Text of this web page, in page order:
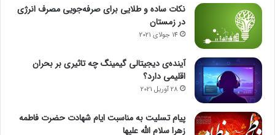
نکات ساده و طلایی برای صرفه‌جویی مصرف انرژی
در زمستان
14 جولای 2021
آینده‌ی دیجیتالی گیمینگ چه تاثیری بر بحران
اقلیمی دارد؟
28 آوریل 2021
پیام تسلیت به مناسبت ایام شهادت حضرت فاطمه
زهرا سلام الله علیها